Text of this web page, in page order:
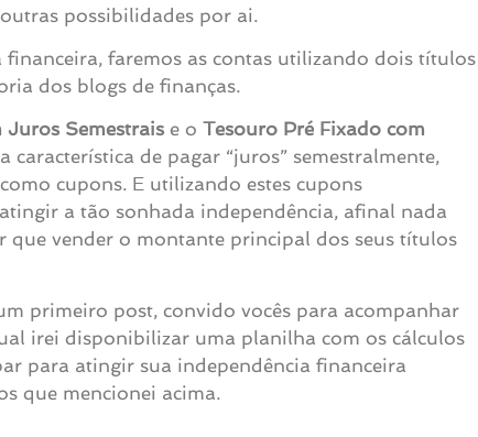
possibilidades por ai.
faremos as contas utilizando dois títulos
dos blogs de finanças.
Juros Semestrais e o Tesouro Pré Fixado com
de pagar “juros” semestralmente,
cupons. E utilizando estes cupons
a tão sonhada independência, afinal nada
que vender o montante principal dos seus títulos
primeiro post, convido vocês para acompanhar
irei disponibilizar uma planilha com os cálculos
para atingir sua independência financeira
que mencionei acima.